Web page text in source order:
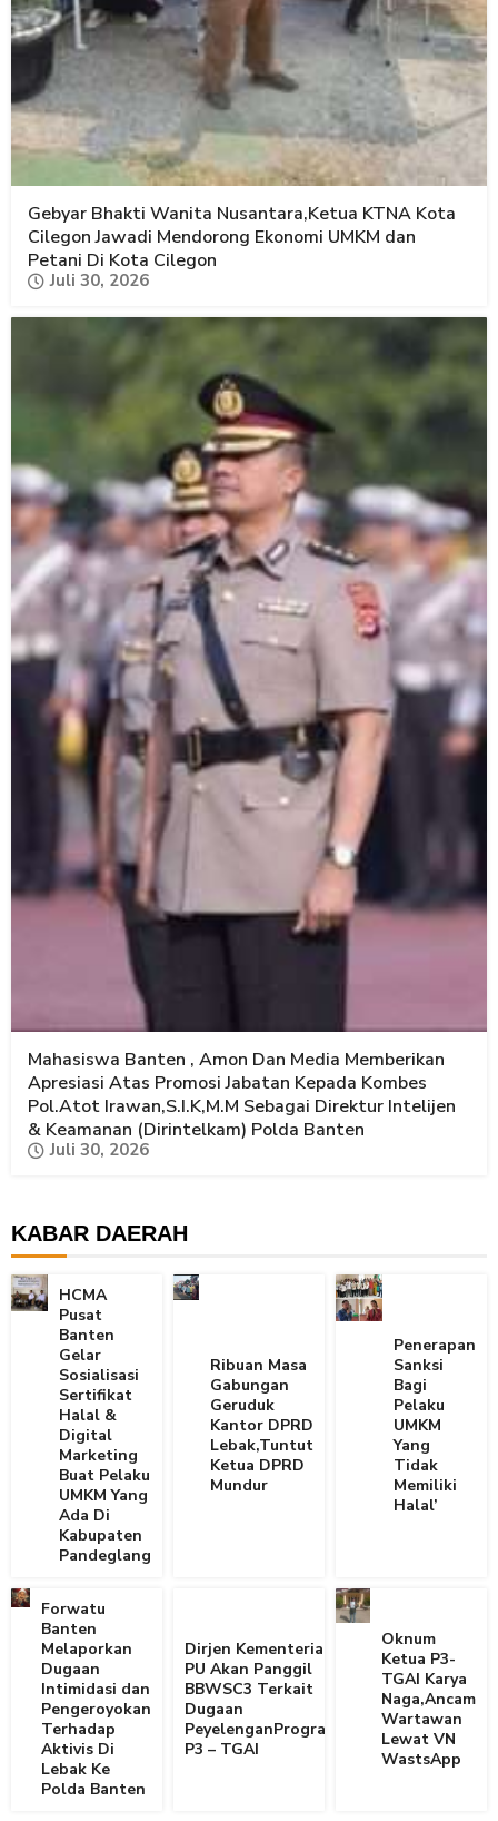
Gebyar Bhakti Wanita Nusantara,Ketua KTNA Kota
Cilegon Jawadi Mendorong Ekonomi UMKM dan
Petani Di Kota Cilegon
Juli 30, 2026
Mahasiswa Banten , Amon Dan Media Memberikan
Apresiasi Atas Promosi Jabatan Kepada Kombes
Pol.Atot Irawan,S.I.K,M.M Sebagai Direktur Intelijen
& Keamanan (Dirintelkam) Polda Banten
Juli 30, 2026
KABAR DAERAH
HCMA
Pusat
Banten
Gelar
Sosialisasi
Sertifikat
Halal &
Digital
Marketing
Buat Pelaku
UMKM Yang
Ada Di
Kabupaten
Pandeglang
Ribuan Masa
Gabungan
Geruduk
Kantor DPRD
Lebak,Tuntut
Ketua DPRD
Mundur
Penerapan
Sanksi
Bagi
Pelaku
UMKM
Yang
Tidak
Memiliki
Halal’
Forwatu
Banten
Melaporkan
Dugaan
Intimidasi dan
Pengeroyokan
Terhadap
Aktivis Di
Lebak Ke
Polda Banten
Dirjen Kementerian
PU Akan Panggil
BBWSC3 Terkait
Dugaan
PeyelenganProgram
P3 – TGAI
Oknum
Ketua P3-
TGAI Karya
Naga,Ancam
Wartawan
Lewat VN
WastsApp